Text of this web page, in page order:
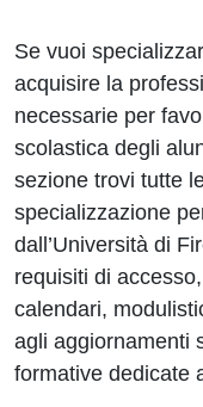
Se vuoi
acquisire la
necessarie per
scolastica degli
sezione trovi tutte
specializzazione
dall’Università di
requisiti di
calendari,
agli aggiornamenti
formative dedicate